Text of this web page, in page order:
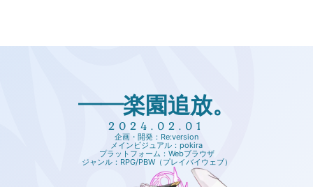
――楽園追放。
2024.02.01
企画・開発：Re:version
メインビジュアル：pokira
プラットフォーム：Webブラウザ
ジャンル：RPG/PBW（プレイバイウェブ）